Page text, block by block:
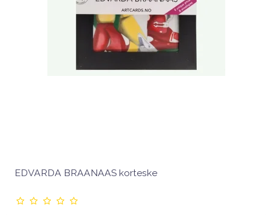
EDVARDA BRAANAAS korteske